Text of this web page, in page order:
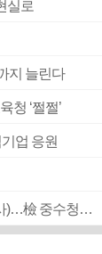
실로
지 늘린다
청 ‘쩔쩔’
업 응원
■ 검사 신분 버리고 직급하향(10년 이하 저연차 검사)…檢 중수청행 기피